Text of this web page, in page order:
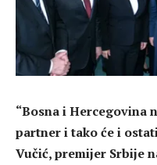
“Bosna i Hercegovina
partner i tako će i
Vučić, premijer Srbije